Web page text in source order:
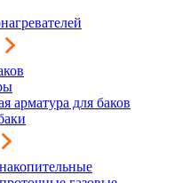
арматура для баков